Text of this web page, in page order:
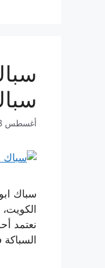
أغسطس 13, 2020
سباك
نعتمد